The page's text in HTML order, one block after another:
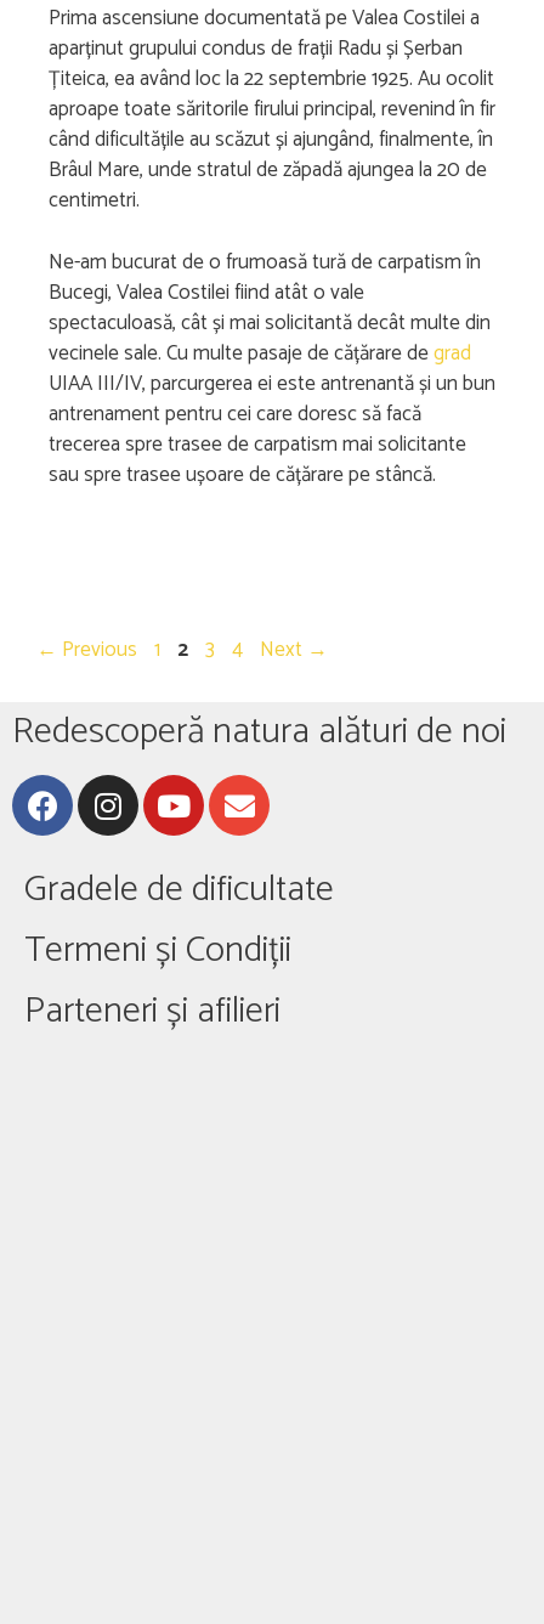
Prima ascensiune documentată pe Valea Costilei a
aparținut grupului condus de frații Radu și Șerban
Țiteica, ea având loc la 22 septembrie 1925. Au ocolit
aproape toate săritorile firului principal, revenind în fir
când dificultățile au scăzut și ajungând, finalmente, în
Brâul Mare, unde stratul de zăpadă ajungea la 20 de
centimetri.
Ne-am bucurat de o frumoasă tură de carpatism în
Bucegi, Valea Costilei fiind atât o vale
spectaculoasă, cât și mai solicitantă decât multe din
vecinele sale. Cu multe pasaje de cățărare degrad
UIAA III/IV, parcurgerea ei este antrenantă și un bun
antrenament pentru cei care doresc să facă
trecerea spre trasee de carpatism mai solicitante
sau spre trasee ușoare de cățărare pe stâncă.
← Previous 1 2 3 4 Next →
Redescoperă natura alături de noi
Gradele de dificultate
Termeni și Condiții
Parteneri și afilieri